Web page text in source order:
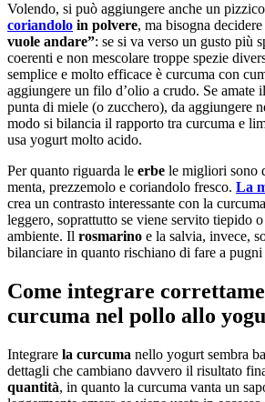
Volendo, si può aggiungere anche un
coriandolo in polvere, ma bisogna decidere
vuole andare”: se si va verso un gusto più
coerenti e non mescolare troppe spezie
semplice e molto efficace è curcuma con
aggiungere un filo d’olio a crudo. Se amate
punta di miele (o zucchero), da aggiungere
modo si bilancia il rapporto tra curcuma e
usa yogurt molto acido.
Per quanto riguarda le erbe le migliori sono
menta, prezzemolo e coriandolo fresco. La
crea un contrasto interessante con la
leggero, soprattutto se viene servito tiepido o
ambiente. Il rosmarino e la salvia, invece,
bilanciare in quanto rischiano di fare a
Come integrare
curcuma nel pollo allo
Integrare la curcuma nello yogurt sembra
dettagli che cambiano davvero il risultato
quantità, in quanto la curcuma vanta un